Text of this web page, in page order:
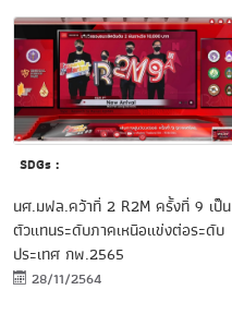
SDGs :
นศ.มฟล.คว้าที่ 2 R2M ครั้งที่ 9 เป็น
ตัวแทนระดับภาคเหนือแข่งต่อระดับ
ประเทศ กพ.2565
28/11/2564